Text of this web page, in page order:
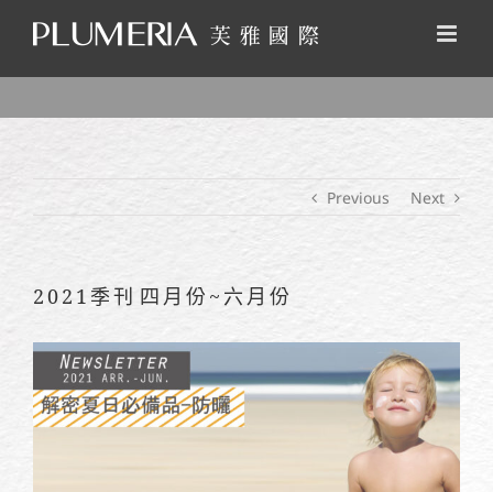
content
Previous Next
2021季刊 四月份~六月份
View
Larger
Image